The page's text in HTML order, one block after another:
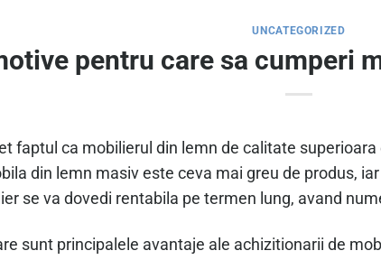
UNCATEGORIZED
pentru care sa cumperi
faptul ca mobilierul din lemn de calitate
din lemn masiv este ceva mai greu de produs,
se va dovedi rentabila pe termen lung, avand
sunt principalele avantaje ale achizitionarii de